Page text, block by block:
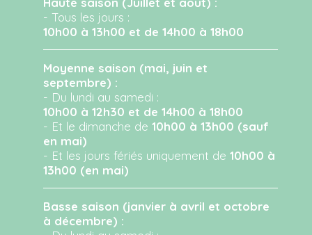
- Tous les jours :
10h00 à 13h00 et de 14h00 à 18h00
Moyenne saison (mai, juin et
septembre) :
- Du lundi au samedi :
10h00 à 12h30 et de 14h00 à 18h00
- Et le dimanche de10h00 à 13h00 (sauf
en mai)
- Et les jours fériés uniquement de10h00 à
13h00 (en mai)
Basse saison (janvier à avril et octobre
à décembre) :